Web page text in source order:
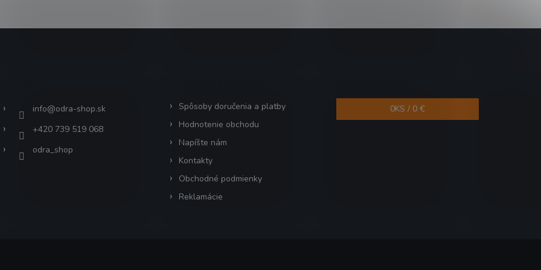
info@odra-shop.sk
+420 739 519 068
odra_shop
Spôsoby doručenia a platby
Hodnotenie obchodu
Napíšte nám
Kontakty
Obchodné podmienky
Reklamácie
0KS / 0 €